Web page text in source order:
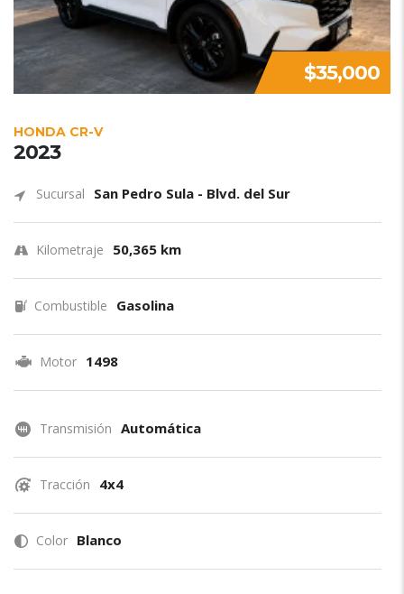
$35,000
HONDA CR-V
2023
Sucursal San Pedro Sula - Blvd. del Sur
Kilometraje 50,365 km
Combustible Gasolina
Motor 1498
Transmisión Automática
Tracción 4x4
Color Blanco